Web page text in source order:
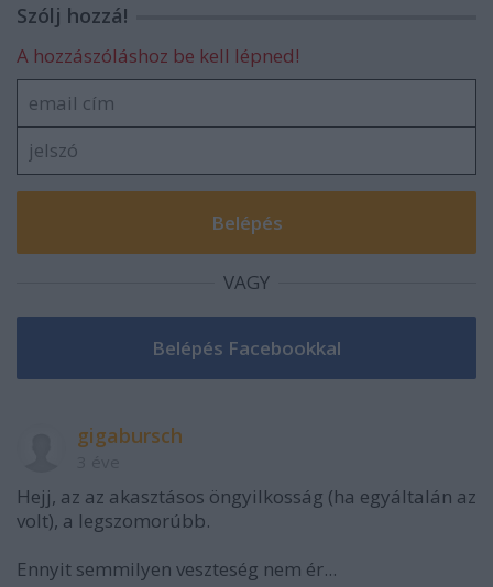
Szólj hozzá!
A hozzászóláshoz be kell lépned!
VAGY
gigabursch
Hejj, az az akasztásos öngyilkosság (ha egyáltalán az
volt), a legszomorúbb.
Ennyit semmilyen veszteség nem ér...